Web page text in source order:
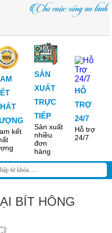
Cho cuộc sống an lành
kết
SẢN
XUẤT
TRỰC
TIẾP
Sản xuất
nhiều
đơn
hàng
HỖ
TRỢ
24/7
Hỗ trợ
24/7
BÍT HÔNG